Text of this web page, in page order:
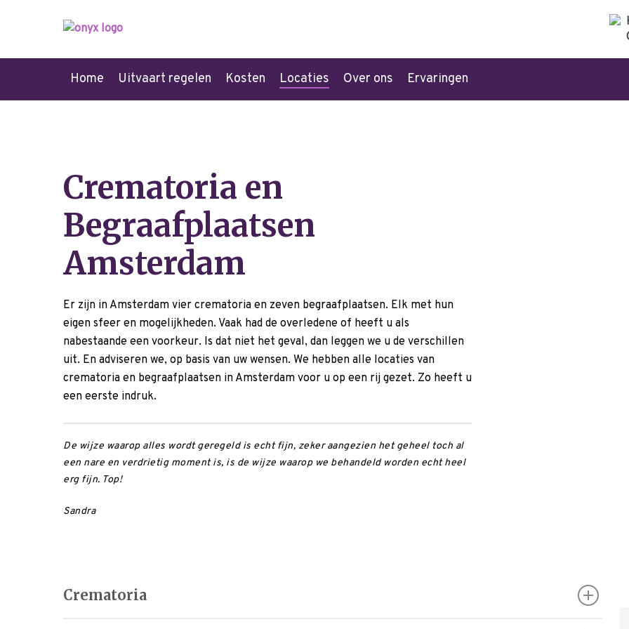
Home Uitvaart regelen Kosten Locaties Over ons Ervaringen
Crematoria en
Begraafplaatsen
Amsterdam
Er zijn in Amsterdam vier crematoria en zeven begraafplaatsen. Elk met hun
eigen sfeer en mogelijkheden. Vaak had de overledene of heeft u als
nabestaande een voorkeur. Is dat niet het geval, dan leggen we u de verschillen
uit. En adviseren we, op basis van uw wensen. We hebben alle locaties van
crematoria en begraafplaatsen in Amsterdam voor u op een rij gezet. Zo heeft u
een eerste indruk.
De wijze waarop alles wordt geregeld is echt fijn, zeker aangezien het geheel toch al
een nare en verdrietig moment is, is de wijze waarop we behandeld worden echt heel
erg fijn. Top!
Sandra
Crematoria